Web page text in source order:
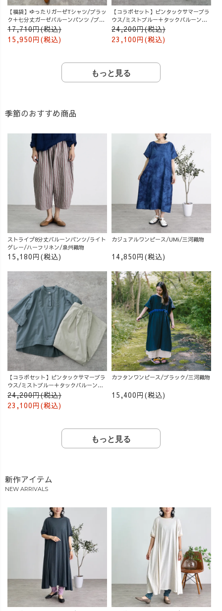
【福袋】ゆったりガーゼTシャツ/ブラッ
ク＋七分丈ガーゼバルーンパンツ /ブル
ー
17,710円(税込)
15,950円(税込)
【コラボセット】ピンタックサマーブラ
ウス/ミストブルー＋タックバルーンパ
ンツ/グレージュ
24,200円(税込)
23,100円(税込)
もっと見る
季節のおすすめ商品
ストライプ8分丈バルーンパンツ/ライト
グレー/ハーフリネン/泉州織物
15,180円(税込)
カジュアルワンピース/UMi/三河織物
14,850円(税込)
【コラボセット】ピンタックサマーブラ
ウス/ミストブルー＋タックバルーンパ
ンツ/グレージュ
24,200円(税込)
23,100円(税込)
カフタンワンピース/ブラック/三河織物
15,400円(税込)
もっと見る
新作アイテム
NEW ARRIVALS